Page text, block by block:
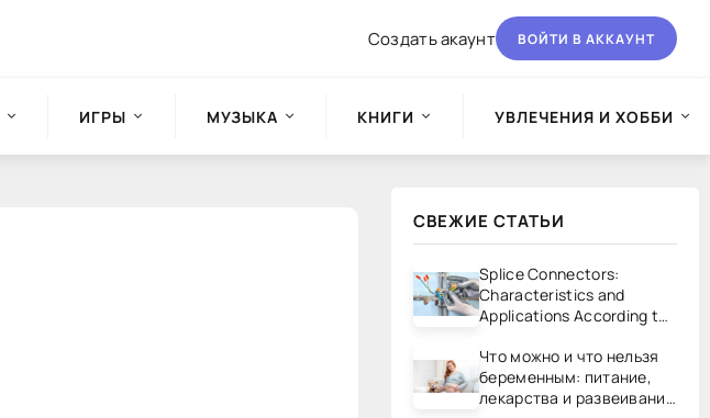
Создать акаунт ВОЙТИ В АККАУНТ
ИГРЫ МУЗЫКА КНИГИ УВЛЕЧЕНИЯ И ХОББИ
СВЕЖИЕ СТАТЬИ
Splice Connectors:
Characteristics and
Applications According to
Что можно и что нельзя
беременным: питание,
лекарства и развеивание